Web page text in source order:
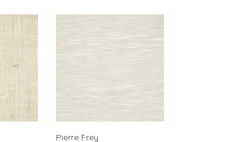
Pierre Frey